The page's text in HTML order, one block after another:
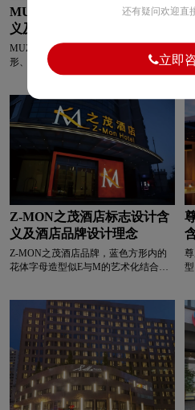
MUZE穆拉酒店标志设计含
义及酒店品牌设计理念
MUZE穆拉酒店品牌，‌‌‌几何图形由三角
形、圆形等构成，似“MORA”的艺术化
字体呈现，三角形传递出稳定、锐利的
感觉，圆形则带来柔和、完整的意象，
整体造型简洁且富有现代感，寓意着酒
店在空间设计与体验营造上追求现代、
简约且兼具稳定与柔和的特质，为客人
打造独特的空间感受。黑色系简洁、高
级且富有质感，契合现代酒店追求的高
端、简约与时尚感，体现出“穆拉酒店”
在品牌形象与空间设计方面对高级质感
与现代时尚的追求，让客人感受到酒店
的精致与格调。
Z-MON之茂酒店标志设计含
义及酒店品牌设计理念
Z-MON之茂酒店品牌，‌‌‌蓝色方形内的
花体字母造型似E与M的艺术化结合，
靠的感觉，寓意着品牌在酒店及度假村
服务方面的稳重与可靠，以及对高品
质、优雅体验的追求。蓝色象征着专
业、信任与宁静，契合酒店及度假村希
望为客人营造的专业、可信赖且宁静舒
适的环境；黑色字体显得庄重、专业，
增强了品牌的权威性与可靠性，传递出
“辰茂酒店及度假村” 作为提供优质住宿
还有疑问欢迎直
立即